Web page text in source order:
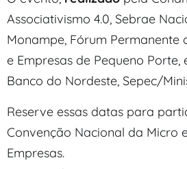
Associativismo 4.0, Sebrae
Monampe, Fórum Permanente
e Empresas de Pequeno Porte,
Banco do Nordeste, Sepec/
Reserve essas datas para
Convenção Nacional da Micro
Empresas.